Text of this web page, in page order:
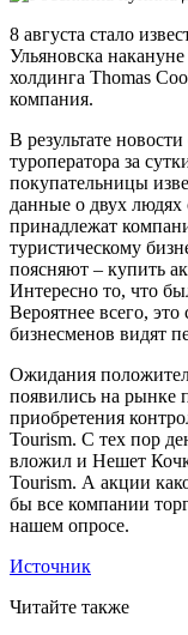
8 августа стало
Ульяновска
холдинга Thomas
компания.
В результате
туроператора за
покупательницы
данные о двух
принадлежат
туристическому
поясняют – купить
Интересно то, что
Вероятнее всего,
бизнесменов видят
Ожидания
появились на рынке
приобретения
Tourism. С тех пор
вложил и Нешет
Tourism. А акции
бы все компании
нашем опросе.
Источник
Читайте также